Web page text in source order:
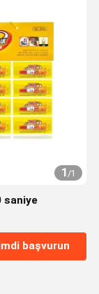
1/1
saniye
başvurun